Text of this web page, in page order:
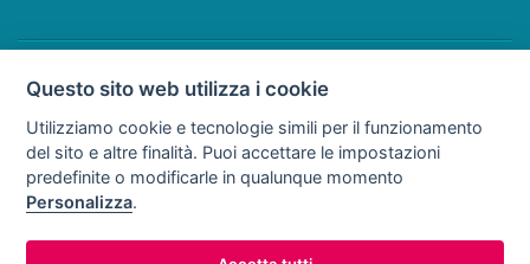
Copyright © Tutti i diritti sono riservati
Hello Vacanze S.r.L.
Soggetto sottoposto a direzione e coordinamento della F.lli Dionisi S.r.L.
unipersonale
Questo sito web utilizza i cookie
Utilizziamo cookie e tecnologie simili per il funzionamento
del sito e altre finalità. Puoi accettare le impostazioni
predefinite o modificarle in qualunque momento
Personalizza.